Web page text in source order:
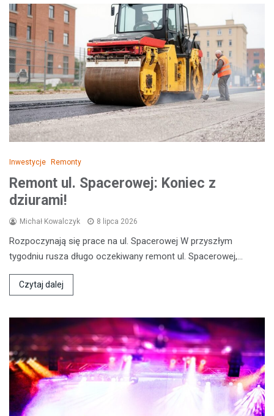
Inwestycje Remonty
Remont ul. Spacerowej: Koniec z
dziurami!
Michał Kowalczyk 8 lipca 2026
Rozpoczynają się prace na ul. Spacerowej W przyszłym
tygodniu rusza długo oczekiwany remont ul. Spacerowej,…
Czytaj dalej